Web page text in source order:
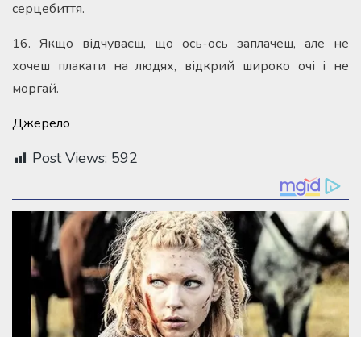
серцебиття.
16. Якщо відчуваєш, що ось-ось заплачеш, але не
хочеш плакати на людях, відкрий широко очі і не
моргай.
Джерело
Post Views: 592